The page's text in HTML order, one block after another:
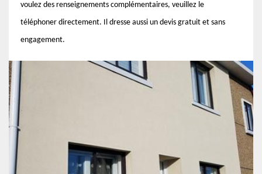
voulez des renseignements complémentaires, veuillez le
téléphoner directement. Il dresse aussi un devis gratuit et sans
engagement.